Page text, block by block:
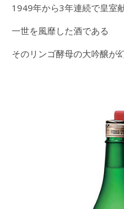
1949年から3年連続で皇室
一世を風靡した酒である
そのリンゴ酵母の大吟醸が